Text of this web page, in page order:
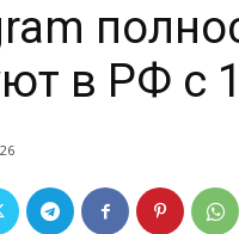
в РФ с